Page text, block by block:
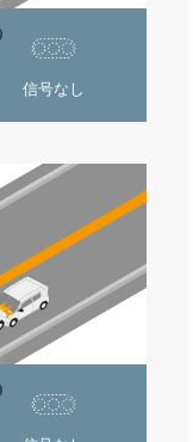
信号なし